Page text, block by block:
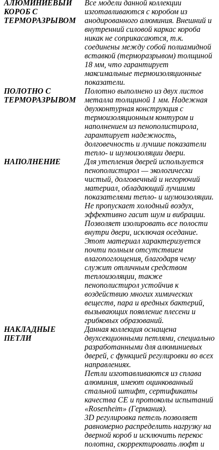
АЛЮМИНИЕВЫЙ
КОРОБ С
ТЕРМОРАЗРЫВОМ
Все модели данной коллекции
изготавливаются с коробом из
анодированного алюминия. Внешний и
внутренний силовой каркас короба
никак не соприкасаются, т.к.
соединены между собой полиамидной
вставкой (терморазрывом) толщиной
18 мм, что гарантирует
максимальные термоизоляционные
показатели.
ПОЛОТНО С
ТЕРМОРАЗРЫВОМ
Полотно выполнено из двух листов
металла толщиной 1 мм. Надежная
двухконтурная конструкция с
термоизоляционным контуром и
наполнением из пенополистирола,
гарантирует надежность,
долговечность и лучшие показатели
тепло- и шумоизоляции двери.
НАПОЛНЕНИЕ
Для утепления дверей используется
пенополистирол — экологически
чистый, долговечный и негорючий
материал, обладающий лучшими
показателями тепло- и шумоизоляции.
Не пропускает холодный воздух,
эффективно гасит шум и вибрации.
Позволяет изолировать все полости
внутри двери, исключая оседание.
Этот материал характеризуется
почти полным отсутствием
влагопоглощения, благодаря чему
служит отличным средством
теплоизоляции, также
пенополистирол устойчив к
воздействию многих химических
веществ, пара и вредных бактерий,
вызывающих появление плесени и
грибковых образований.
НАКЛАДНЫЕ
ПЕТЛИ
Данная коллекция оснащена
двухсекционными петлями, специально
разработанными для алюминиевых
дверей, с функцией регулировки во всех
направлениях.
Петли изготавливаются из сплава
алюминия, имеют оцинкованный
стальной штифт, сертификаты
качества СЕ и протоколы испытаний
«Rosenheim» (Германия).
3D регулировка петель позволяет
равномерно распределить нагрузку на
дверной короб и исключить перекос
полотна, скорректировать люфт и